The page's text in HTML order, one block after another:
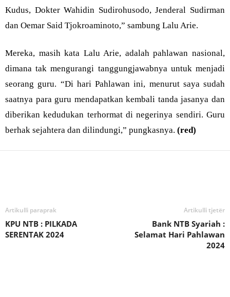
Kudus, Dokter Wahidin Sudirohusodo, Jenderal Sudirman
dan Oemar Said Tjokroaminoto,” sambung Lalu Arie.
Mereka, masih kata Lalu Arie, adalah pahlawan nasional,
dimana tak mengurangi tanggungjawabnya untuk menjadi
seorang guru. “Di hari Pahlawan ini, menurut saya sudah
saatnya para guru mendapatkan kembali tanda jasanya dan
diberikan kedudukan terhormat di negerinya sendiri. Guru
berhak sejahtera dan dilindungi,” pungkasnya. (red)
Artikulli paraprak
KPU NTB : PILKADA
SERENTAK 2024
Artikulli tjetër
Bank NTB Syariah :
Selamat Hari Pahlawan
2024